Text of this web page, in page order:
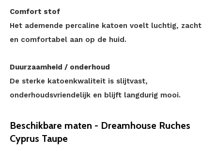
Comfort stof
Het ademende percaline katoen voelt luchtig, zacht
en comfortabel aan op de huid.
Duurzaamheid / onderhoud
De sterke katoenkwaliteit is slijtvast,
onderhoudsvriendelijk en blijft langdurig mooi.
Beschikbare maten - Dreamhouse Ruches
Cyprus Taupe